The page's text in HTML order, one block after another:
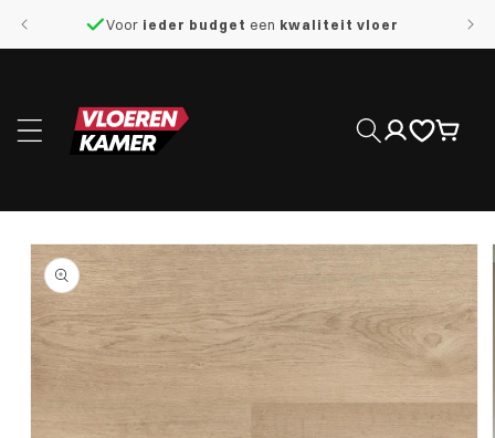
naar de
Voor ieder budget een kwaliteit vloer
Inloggen
direct naar